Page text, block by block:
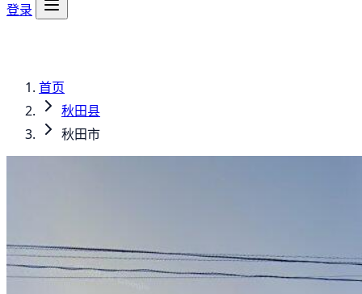
登录
首页
秋田县
秋田市